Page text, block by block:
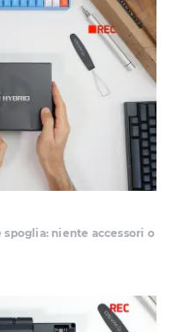
niente accessori o